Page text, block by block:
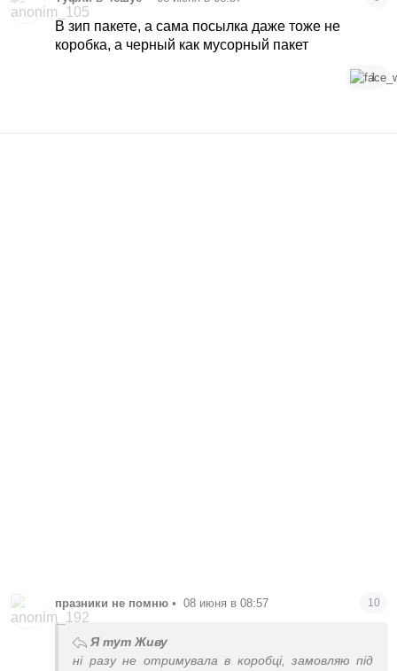
В зип пакете, а сама посылка даже тоже не
коробка, а черный как мусорный пакет
1
празники не помню • 08 июня в 08:57 10
Я тут Живу
ні разу не отримувала в коробці, замовляю під